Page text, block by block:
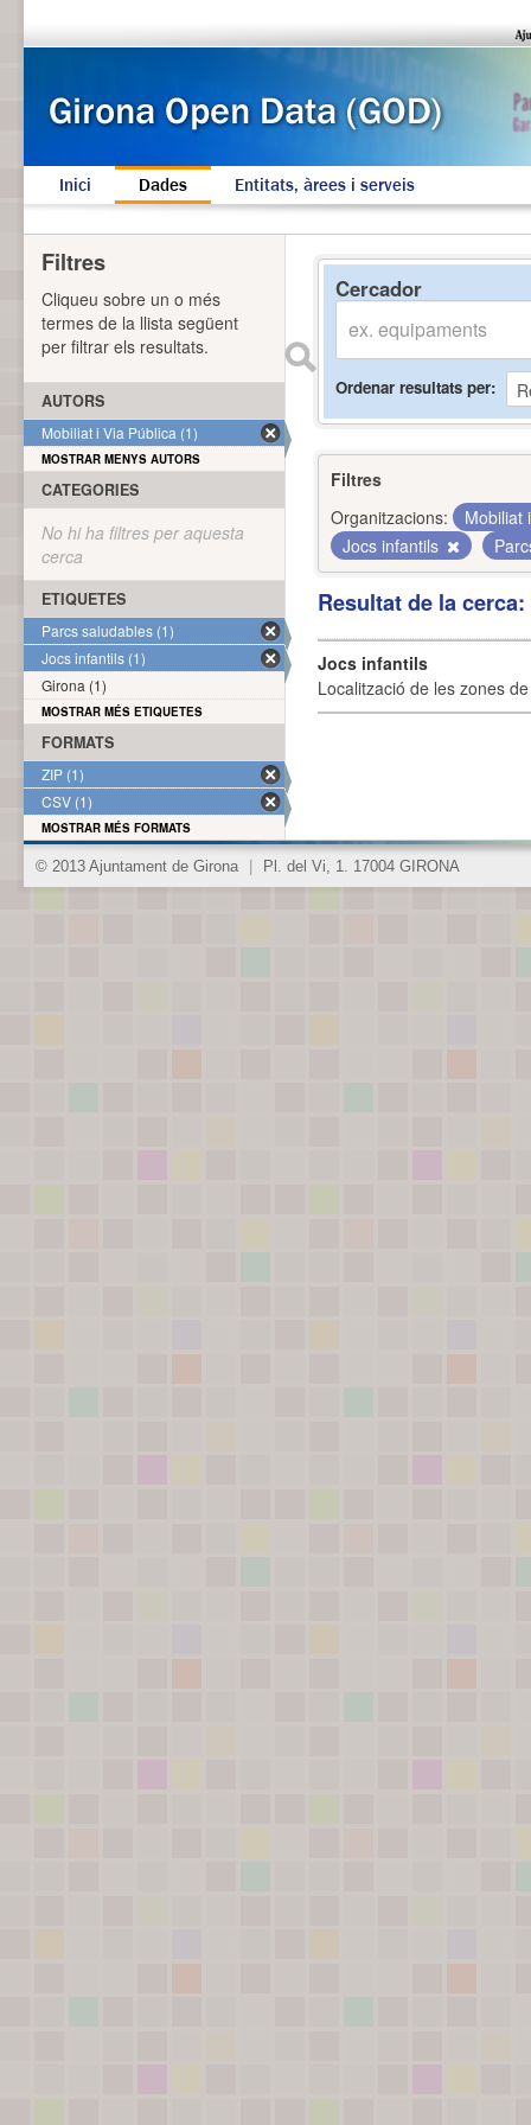
Inici Dades Entitats, àrees i serveis
Cercador
Ordenar resultats per
Filtres
Organitzacions:
Mobiliat
Jocs infantils
Resultat de la
Jocs infantils
Localització de les zones
Filtres
Cliqueu sobre un o més
termes de la llista següent
per filtrar els resultats.
AUTORS
Mobiliat i Via Pública (1)
MOSTRAR MENYS AUTORS
CATEGORIES
No hi ha filtres per aquesta
cerca
ETIQUETES
Parcs saludables (1)
Jocs infantils (1)
Girona (1)
MOSTRAR MÉS ETIQUETES
FORMATS
ZIP (1)
CSV (1)
MOSTRAR MÉS FORMATS
© 2013 Ajuntament de Girona Pl. del Vi, 1. 17004 GIRONA